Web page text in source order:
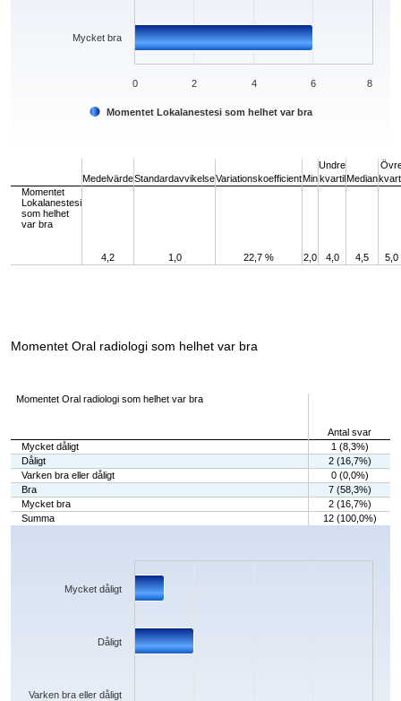
Momentet Lokalanestesi som helhet var bra
Mycket bra
0 2 4 6 8
MedelvärdeStandardavvikelseVariationskoefficientMin
Undre
kvartil Median
Momentet
Lokalanestesi
som helhet
var bra
4,2 1,0 22,7 % 2,0 4,0 4,5 5,0
Momentet Oral radiologi som helhet var bra
Momentet Oral radiologi som helhet var bra
Antal svar
Mycket dåligt
1 (8,3%)
Dåligt
2 (16,7%)
Varken bra eller dåligt
0 (0,0%)
Bra
7 (58,3%)
Mycket bra
2 (16,7%)
Summa
12 (100,0%)
Chart
The chart has 1 X axis displaying categories.
The chart has 1 Y axis displaying values. Data ranges from 0 to 7.
Varken bra eller dåligt
Dåligt
Mycket dåligt